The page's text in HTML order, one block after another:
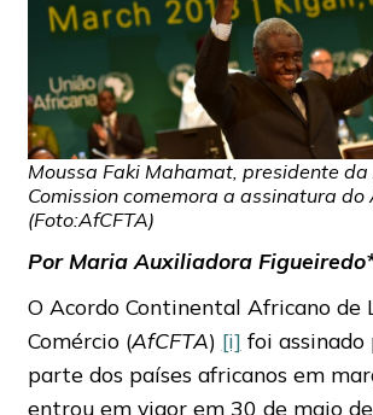
Moussa Faki Mahamat, presidente
Comission comemora a assinatura do
(Foto:AfCFTA)
Por Maria Auxiliadora
O Acordo Continental Africano de
Comércio (AfCFTA) [i] foi
parte dos países africanos em
entrou em vigor em 30 de maio